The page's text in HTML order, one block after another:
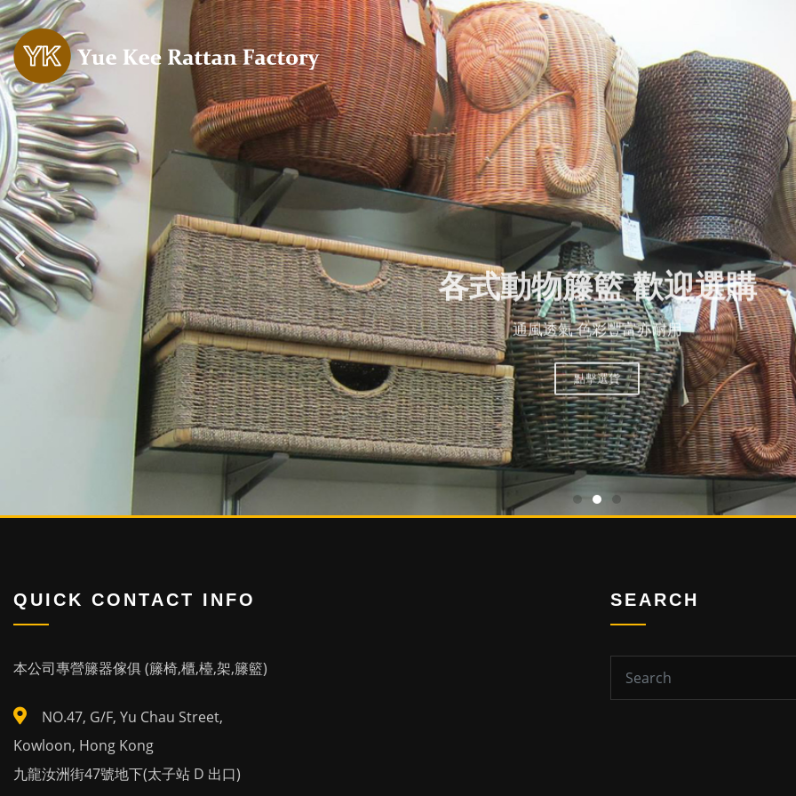
各式動物籐籃 歡迎選購
通風透氣 色彩豐富亦耐用
點擊選貨
QUICK CONTACT INFO
本公司專營籐器傢俱 (籐椅,櫃,檯,架,籐籃)
NO.47, G/F, Yu Chau Street,
Kowloon, Hong Kong
九龍汝洲街47號地下(太子站 D 出口)
SEARCH